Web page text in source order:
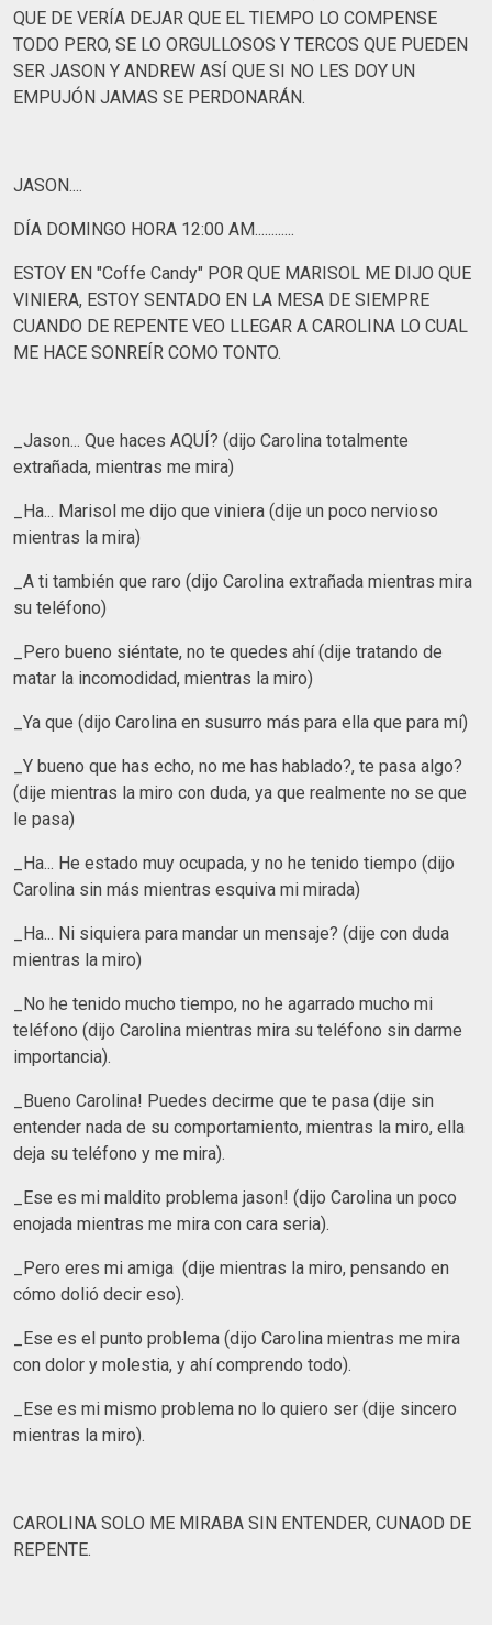
QUE DE VERÍA DEJAR QUE EL TIEMPO LO COMPENSE
TODO PERO, SE LO ORGULLOSOS Y TERCOS QUE PUEDEN
SER JASON Y ANDREW ASÍ QUE SI NO LES DOY UN
EMPUJÓN JAMAS SE PERDONARÁN.
JASON....
DÍA DOMINGO HORA 12:00 AM............
ESTOY EN "Coffe Candy" POR QUE MARISOL ME DIJO QUE
VINIERA, ESTOY SENTADO EN LA MESA DE SIEMPRE
CUANDO DE REPENTE VEO LLEGAR A CAROLINA LO CUAL
ME HACE SONREÍR COMO TONTO.
_Jason... Que haces AQUÍ? (dijo Carolina totalmente
extrañada, mientras me mira)
_Ha... Marisol me dijo que viniera (dije un poco nervioso
mientras la mira)
_A ti también que raro (dijo Carolina extrañada mientras mira
su teléfono)
_Pero bueno siéntate, no te quedes ahí (dije tratando de
matar la incomodidad, mientras la miro)
_Ya que (dijo Carolina en susurro más para ella que para mí)
_Y bueno que has echo, no me has hablado?, te pasa algo?
(dije mientras la miro con duda, ya que realmente no se que
le pasa)
_Ha... He estado muy ocupada, y no he tenido tiempo (dijo
Carolina sin más mientras esquiva mi mirada)
_Ha... Ni siquiera para mandar un mensaje? (dije con duda
mientras la miro)
_No he tenido mucho tiempo, no he agarrado mucho mi
teléfono (dijo Carolina mientras mira su teléfono sin darme
importancia).
_Bueno Carolina! Puedes decirme que te pasa (dije sin
entender nada de su comportamiento, mientras la miro, ella
deja su teléfono y me mira).
_Ese es mi maldito problema jason! (dijo Carolina un poco
enojada mientras me mira con cara seria).
_Pero eres mi amiga (dije mientras la miro, pensando en
cómo dolió decir eso).
_Ese es el punto problema (dijo Carolina mientras me mira
con dolor y molestia, y ahí comprendo todo).
_Ese es mi mismo problema no lo quiero ser (dije sincero
mientras la miro).
CAROLINA SOLO ME MIRABA SIN ENTENDER, CUNAOD DE
REPENTE.